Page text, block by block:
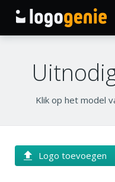
AI logogenerator
Gedrukte
Klik op het model
Logo toevoegen